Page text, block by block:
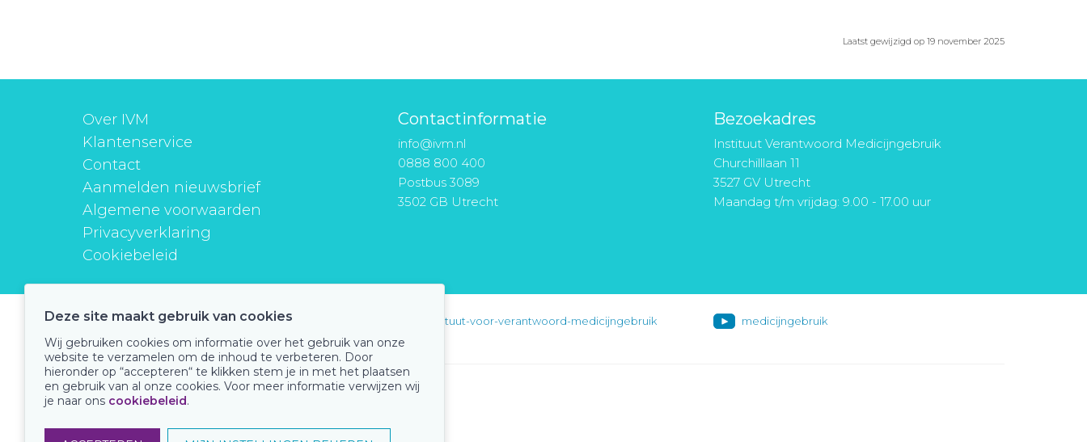
Laatst gewijzigd op 19 november 2025
Over IVM
Klantenservice
Contact
Aanmelden nieuwsbrief
Algemene voorwaarden
Privacyverklaring
Cookiebeleid
Contactinformatie
info@ivm.nl
0888 800 400
Postbus 3089
3502 GB Utrecht
Bezoekadres
Instituut Verantwoord Medicijngebruik
Churchilllaan 11
3527 GV Utrecht
Maandag t/m vrijdag: 9.00 - 17.00 uur
instituutverantwoordmedicijngebruik instituut-voor-verantwoord-medicijngebruik medicijngebruik
Onze keurmerken
Deze site maakt gebruik van cookies
Wij gebruiken cookies om informatie over het gebruik van onze
website te verzamelen om de inhoud te verbeteren. Door
hieronder op “accepteren“ te klikken stem je in met het plaatsen
en gebruik van al onze cookies. Voor meer informatie verwijzen wij
je naar ons cookiebeleid.